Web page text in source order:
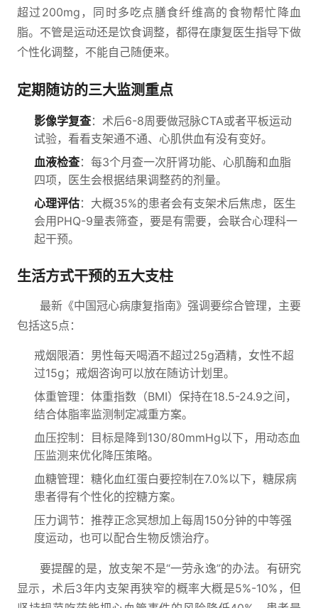
超过200mg，同时多吃点膳食纤维高的食物帮忙降血
脂。不管是运动还是饮食调整，都得在康复医生指导下做
个性化调整，不能自己随便来。
定期随访的三大监测重点
影像学复查：术后6-8周要做冠脉CTA或者平板运动
试验，看看支架通不通、心肌供血有没有变好。
血液检查：每3个月查一次肝肾功能、心肌酶和血脂
四项，医生会根据结果调整药的剂量。
心理评估：大概35%的患者会有支架术后焦虑，医生
会用PHQ-9量表筛查，要是有需要，会联合心理科一
起干预。
生活方式干预的五大支柱
最新《中国冠心病康复指南》强调要综合管理，主要
包括这5点：
戒烟限酒：男性每天喝酒不超过25g酒精，女性不超
过15g；戒烟咨询可以放在随访计划里。
体重管理：体重指数（BMI）保持在18.5-24.9之间，
结合体脂率监测制定减重方案。
血压控制：目标是降到130/80mmHg以下，用动态血
压监测来优化降压策略。
血糖管理：糖化血红蛋白要控制在7.0%以下，糖尿病
患者得有个性化的控糖方案。
压力调节：推荐正念冥想加上每周150分钟的中等强
度运动，也可以配合生物反馈治疗。
要提醒的是，放支架不是“一劳永逸”的办法。有研究
显示，术后3年内支架再狭窄的概率大概是5%-10%，但